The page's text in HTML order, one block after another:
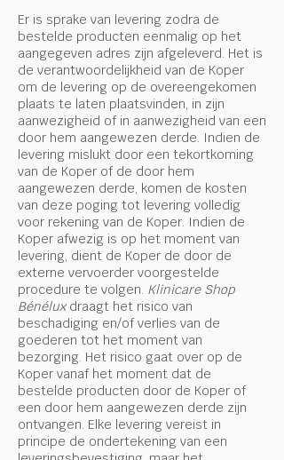
Er is sprake van levering zodra de
bestelde producten eenmalig op het
aangegeven adres zijn afgeleverd. Het is
de verantwoordelijkheid van de Koper
om de levering op de overeengekomen
plaats te laten plaatsvinden, in zijn
aanwezigheid of in aanwezigheid van een
door hem aangewezen derde. Indien de
levering mislukt door een tekortkoming
van de Koper of de door hem
aangewezen derde, komen de kosten
van deze poging tot levering volledig
voor rekening van de Koper. Indien de
Koper afwezig is op het moment van
levering, dient de Koper de door de
externe vervoerder voorgestelde
procedure te volgen. Klinicare Shop
Bénélux draagt het risico van
beschadiging en/of verlies van de
goederen tot het moment van
bezorging. Het risico gaat over op de
Koper vanaf het moment dat de
bestelde producten door de Koper of
een door hem aangewezen derde zijn
ontvangen. Elke levering vereist in
principe de ondertekening van een